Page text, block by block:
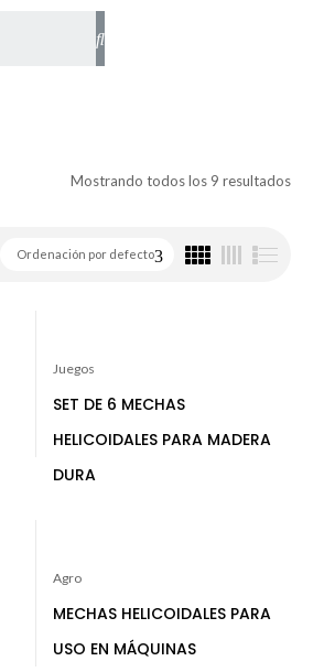
Mostrando todos los 9 resultados
Ordenación por defecto
Juegos
SET DE 6 MECHAS
HELICOIDALES PARA MADERA
DURA
Agro
MECHAS HELICOIDALES PARA
USO EN MÁQUINAS